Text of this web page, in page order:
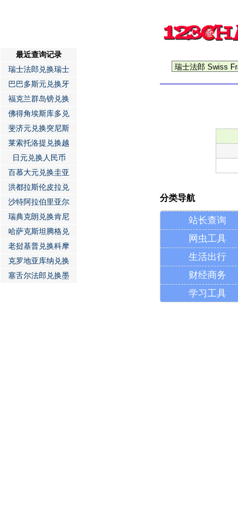
最近查询记录
瑞士法郎兑换瑞士
巴巴多斯元兑换牙
福克兰群岛镑兑换
佛得角埃斯库多兑
斐济元兑换突尼斯
莱索托洛提兑换越
日元兑换人民币
百慕大元兑换圭亚
洪都拉斯伦皮拉兑
沙特阿拉伯里亚尔
瑞典克朗兑换肯尼
哈萨克斯坦腾格兑
老挝基普兑换科摩
克罗地亚库纳兑换
塞舌尔法郎兑换墨
分类导航
站长查询
网虫工具
生活出行
财经商务
学习工具